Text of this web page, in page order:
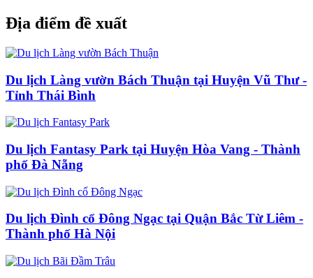
Địa điểm đề xuất
Du lịch Làng vườn Bách Thuận tại Huyện Vũ Thư -
Tỉnh Thái Bình
Du lịch Fantasy Park tại Huyện Hòa Vang - Thành
phố Đà Nẵng
Du lịch Đình cổ Đông Ngạc tại Quận Bắc Từ Liêm -
Thành phố Hà Nội